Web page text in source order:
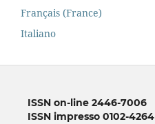
Français (France)
Italiano
ISSN on-line 2446-7006
ISSN impresso 0102-4264